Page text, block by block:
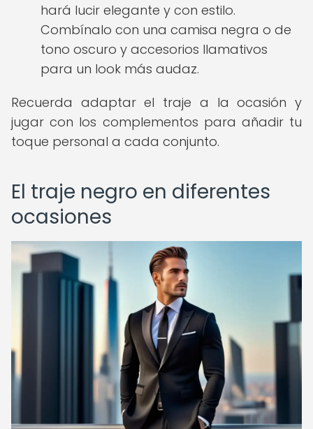
hará lucir elegante y con estilo.
Combínalo con una camisa negra o de
tono oscuro y accesorios llamativos
para un look más audaz.
Recuerda adaptar el traje a la ocasión y
jugar con los complementos para añadir tu
toque personal a cada conjunto.
El traje negro en diferentes
ocasiones